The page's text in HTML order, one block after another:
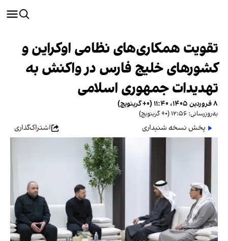
تقویت همکاری‌های نظامی اوکراین و
کشورهای خلیج فارس در واکنش به
تهدیدات جمهوری اسلامی
۸ فروردین ۱۴۰۵، ۱۱:۴۰ (‎+۰ گرینویچ)
به‌روزرسانی: ۱۲:۵۶ (‎+۰ گرینویچ)
پخش نسخه شنیداری اشتراک‌گذاری